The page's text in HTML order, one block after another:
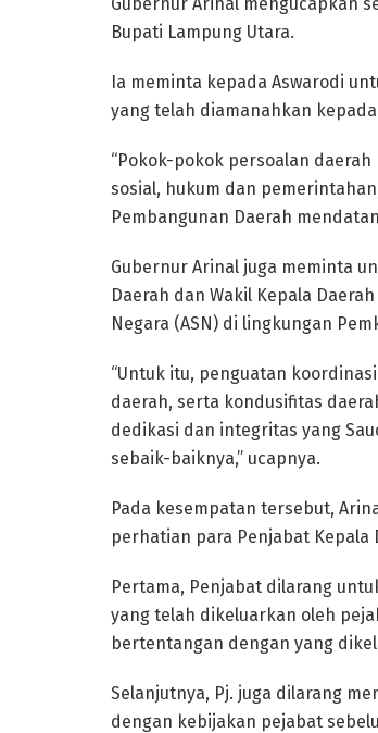
Bupati Lampung Utara.
Ia meminta kepada Aswarodi
yang telah diamanahkan
“Pokok-pokok persoalan
sosial, hukum dan
Pembangunan Daerah
Gubernur Arinal juga meminta
Daerah dan Wakil Kepala
Negara (ASN) di lingkungan
“Untuk itu, penguatan
daerah, serta kondusifitas
dedikasi dan integritas yang
sebaik-baiknya,” ucapnya.
Pada kesempatan tersebut,
perhatian para Penjabat Kepala
Pertama, Penjabat dilarang
yang telah dikeluarkan oleh
bertentangan dengan yang
Selanjutnya, Pj. juga dilarang
dengan kebijakan pejabat